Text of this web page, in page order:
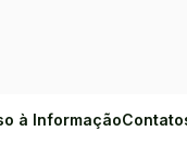
à Informação